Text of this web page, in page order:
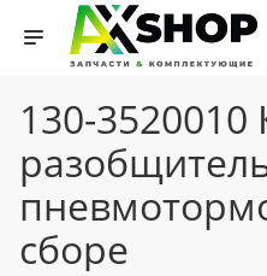
130-3520010
сборе